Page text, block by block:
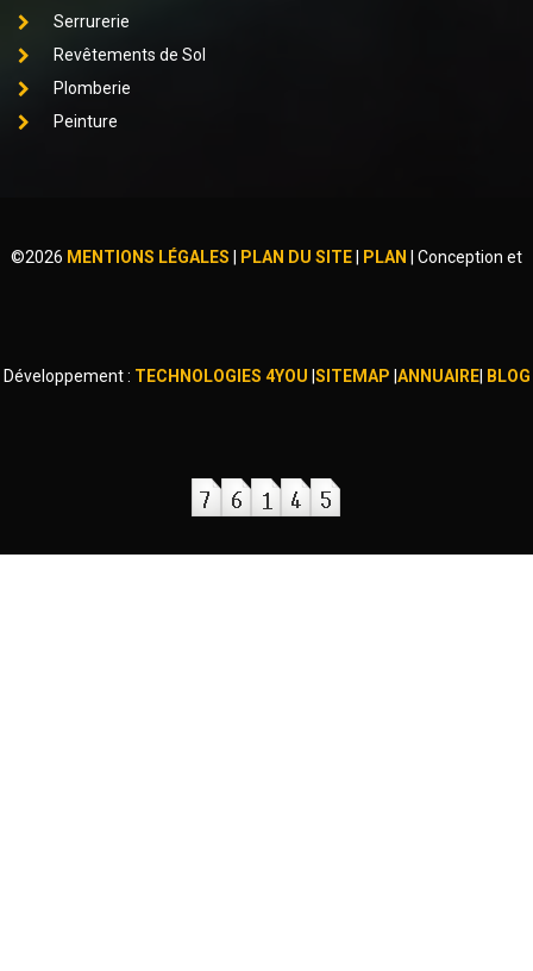
Serrurerie
Revêtements de Sol
Plomberie
Peinture
©2026 MENTIONS LÉGALES PLAN DU SITE PLAN Conception et
Développement : TECHNOLOGIES 4YOU SITEMAP ANNUAIRE| BLOG